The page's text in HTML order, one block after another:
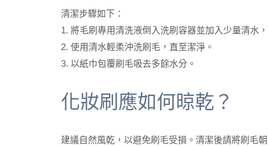
清潔步驟如下：
1. 將毛刷專用清洗液倒入洗刷容器並加入少量清水
2. 使用清水輕柔沖洗刷毛，直至潔淨。
3. 以紙巾包覆刷毛吸去多餘水分。
化妝刷應如何晾乾？
建議自然風乾，以避免刷毛受損。清潔後請將刷毛